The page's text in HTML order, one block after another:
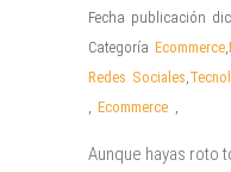
Fecha publicación
Categoría Ecommerce,
Redes Sociales,
, Ecommerce ,
Aunque hayas roto